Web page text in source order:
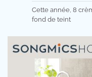
Cette année, 8
fond de teint